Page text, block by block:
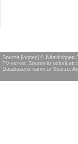
Sourze [loggan] © Nättidningen
TV-verket. Sourze är också ett
Databasens namn är Sourze.